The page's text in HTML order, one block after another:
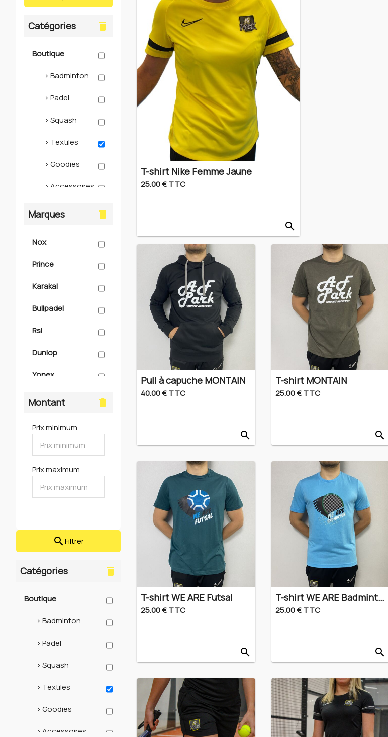
Catégories delete
Boutique
> Badminton
> Padel
> Squash
> Textiles
> Goodies
> Accessoires
Marques delete
Nox
Prince
Karakal
Bullpadel
Rsl
Dunlop
Yonex
Adidas
Wilson
Montant delete
Prix minimum
Prix maximum
searchFiltrer
Catégories delete
Boutique
> Badminton
> Padel
> Squash
> Textiles
> Goodies
> Accessoires
T-shirt Nike Femme Jaune
25.00 € TTC
search
Pull à capuche MONTAIN
40.00 € TTC
search
T-shirt MONTAIN
25.00 € TTC
search
T-shirt WE ARE Futsal
25.00 € TTC
search
T-shirt WE ARE Badminton
25.00 € TTC
search